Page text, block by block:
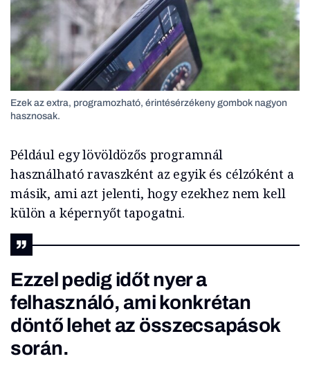
Ezek az extra, programozható, érintésérzékeny gombok nagyon
hasznosak.
Például egy lövöldözős programnál
használható ravaszként az egyik és célzóként a
másik, ami azt jelenti, hogy ezekhez nem kell
külön a képernyőt tapogatni.
Ezzel pedig időt nyer a
felhasználó, ami konkrétan
döntő lehet az összecsapások
során.